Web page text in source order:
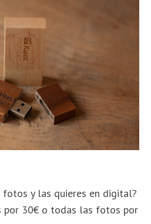
fotos y las quieres en digital?
por 30€ o todas las fotos por